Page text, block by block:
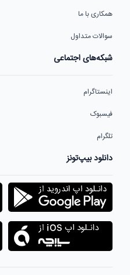
همکاری با ما
سوالات متداول
شبکه‌های اجتماعی
اینستاگرام
فیسبوک
تلگرام
دانلود بیپ‌تونز